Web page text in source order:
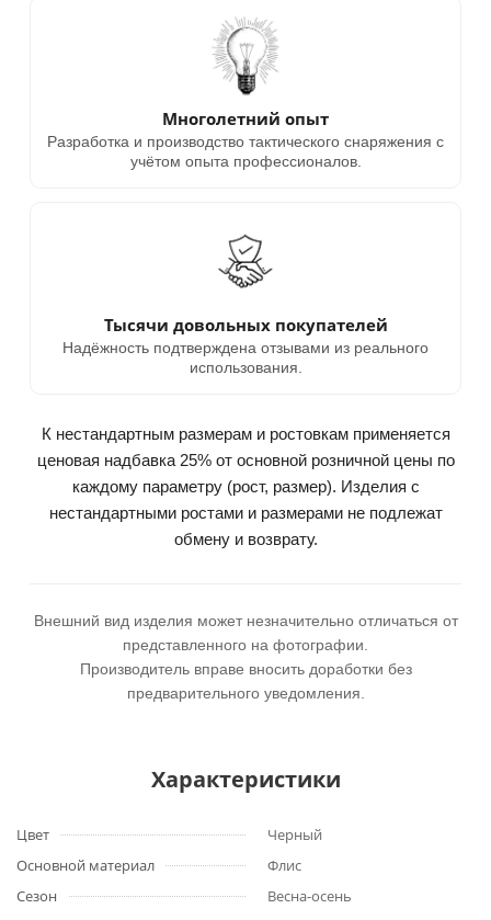
Многолетний опыт
Разработка и производство тактического снаряжения с
учётом опыта профессионалов.
Тысячи довольных покупателей
Надёжность подтверждена отзывами из реального
использования.
К нестандартным размерам и ростовкам применяется
ценовая надбавка 25% от основной розничной цены по
каждому параметру (рост, размер). Изделия с
нестандартными ростами и размерами не подлежат
обмену и возврату.
Внешний вид изделия может незначительно отличаться от
представленного на фотографии.
Производитель вправе вносить доработки без
предварительного уведомления.
Характеристики
Цвет
Черный
Основной материал
Флис
Сезон
Весна-осень